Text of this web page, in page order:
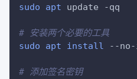
sudo
apt update -qq
# 安装两个必要的工具
sudo
apt install --no-
# 添加签名密钥